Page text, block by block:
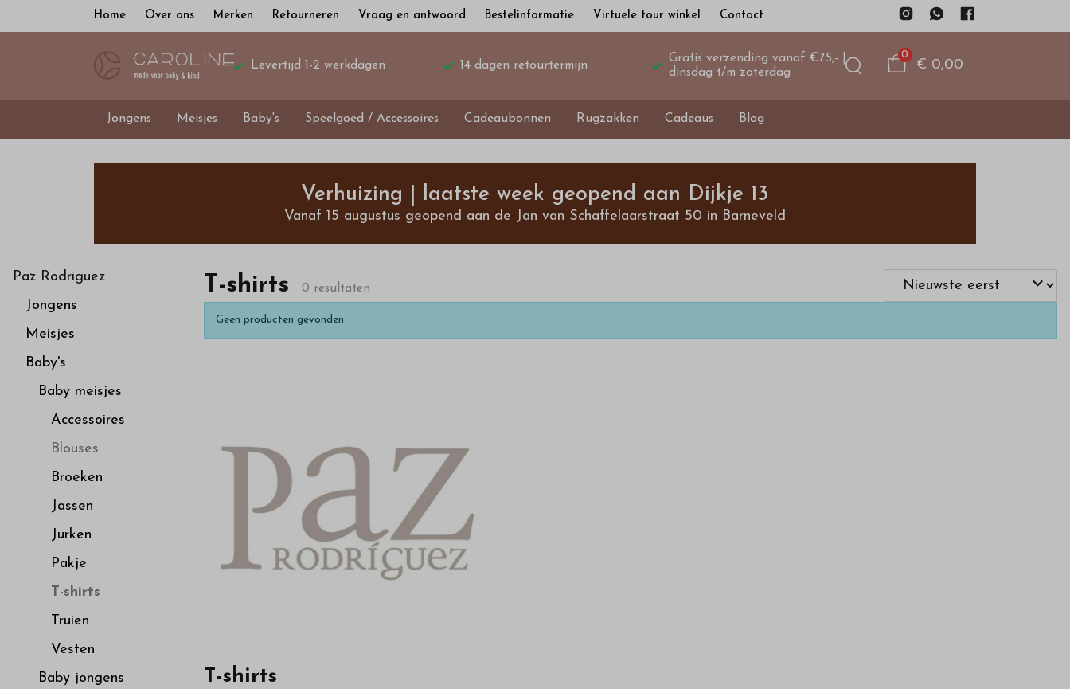
Home Over ons Merken Retourneren Vraag en antwoord Bestelinformatie Virtuele tour winkel Contact
Levertijd 1-2 werkdagen 14 dagen retourtermijn
Gratis verzending vanaf €75,- |
dinsdag t/m zaterdag
0
€ 0,00
Jongens Meisjes Baby's Speelgoed / Accessoires Cadeaubonnen Rugzakken Cadeaus Blog
Bestel
kinderkleding
van
hoge
kwaliteit
onze
webshop
Verhuizing | laatste week geopend aan Dijkje 13
Vanaf 15 augustus geopend aan de Jan van Schaffelaarstraat 50 in Barneveld
Paz Rodriguez
Jongens
Meisjes
Baby's
Baby meisjes
Accessoires
Blouses
Broeken
Jassen
Jurken
Pakje
T-shirts
Truien
Vesten
Baby jongens
T-shirts 0 resultaten
Geen producten gevonden
T-shirts